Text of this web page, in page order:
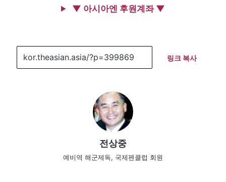
▼ 아시아엔 후원계좌 ▼
링크 복사
전상중
예비역 해군제독, 국제펜클럽 회원